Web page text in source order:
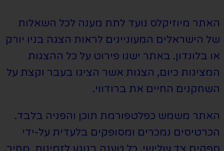
האתר מיוזיקלס נועד לתת מענה לכל השאלות
של הישראלים המעוניינים לראות הצגה בניו יורק
או בלונדון. באתר ישנו פירוט על כל ההצגות
המציגות כיום, הצגות אשר הציגו בעבר וקצת על
השחקנים החיים את ברודווי.
האתר משמש כפלטפורמת תוכן והפניה בלבד.
הכרטיסים נמכרים ומסופקים בלעדית על-ידי